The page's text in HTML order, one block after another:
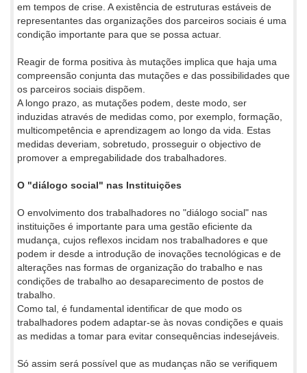
em tempos de crise. A existência de estruturas estáveis de
representantes das organizações dos parceiros sociais é uma
condição importante para que se possa actuar.
Reagir de forma positiva às mutações implica que haja uma
compreensão conjunta das mutações e das possibilidades que
os parceiros sociais dispõem.
A longo prazo, as mutações podem, deste modo, ser
induzidas através de medidas como, por exemplo, formação,
multicompetência e aprendizagem ao longo da vida. Estas
medidas deveriam, sobretudo, prosseguir o objectivo de
promover a empregabilidade dos trabalhadores.
O "diálogo social" nas Instituições
O envolvimento dos trabalhadores no "diálogo social" nas
instituições é importante para uma gestão eficiente da
mudança, cujos reflexos incidam nos trabalhadores e que
podem ir desde a introdução de inovações tecnológicas e de
alterações nas formas de organização do trabalho e nas
condições de trabalho ao desaparecimento de postos de
trabalho.
Como tal, é fundamental identificar de que modo os
trabalhadores podem adaptar-se às novas condições e quais
as medidas a tomar para evitar consequências indesejáveis.
Só assim será possível que as mudanças não se verifiquem